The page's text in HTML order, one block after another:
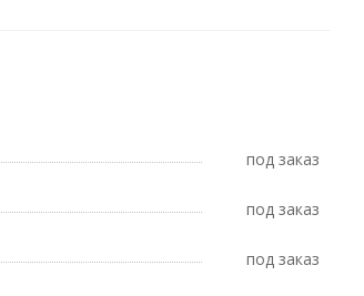
Под заказ
Под заказ
Под заказ